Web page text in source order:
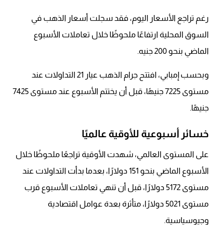
رغم تراجع الأسعار اليوم، فقد سجلت أسعار الذهب في
السوق المحلية ارتفاعًا ملحوظًا خلال تعاملات الأسبوع
الماضي بنحو 200 جنيه.
وبحسب إمبابي، افتتح جرام الذهب عيار 21 التداولات عند
مستوى 7225 جنيهًا، قبل أن يختتم الأسبوع عند مستوى 7425
جنيهًا.
خسائر أسبوعية للأوقية عالميًا
على المستوى العالمي، شهدت الأوقية تراجعًا ملحوظًا خلال
الأسبوع الماضي بنحو 151 دولارًا، بعدما بدأت التداولات عند
مستوى 5172 دولارًا، قبل أن تنهي تعاملات الأسبوع قرب
مستوى 5021 دولارًا، متأثرة بعدة عوامل اقتصادية
وجيوسياسية.